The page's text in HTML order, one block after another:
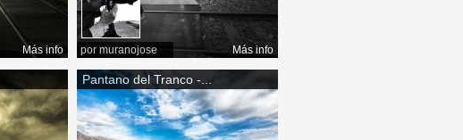
Más info por muranojose Más info
Pantano del Tranco -...